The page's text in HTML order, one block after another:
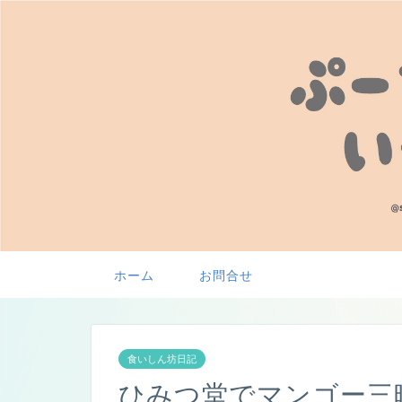
ホーム お問合せ
食いしん坊日記
ひみつ堂でマンゴー三